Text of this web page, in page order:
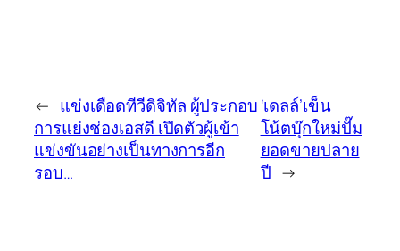
← แข่งเดือดทีวีดิจิทัล ผู้ประกอบ
การแย่งช่องเอสดี เปิดตัวผู้เข้า
แข่งขันอย่างเป็นทางการอีก
รอบ…
‘เดลล์’เข็น
โน้ตบุ๊กใหม่ปั๊ม
ยอดขายปลาย
ปี →